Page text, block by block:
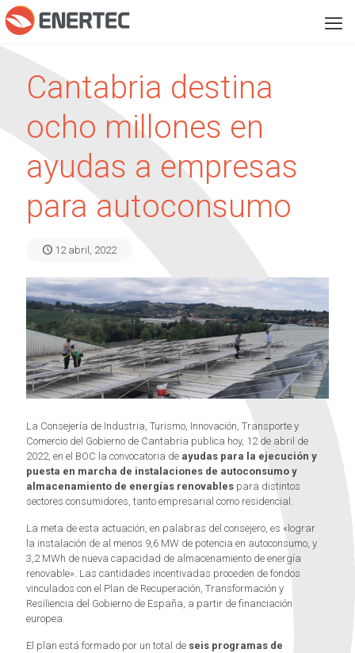
Cantabria destina
ocho millones en
ayudas a empresas
para autoconsumo
12 abril, 2022
La Consejería de Industria, Turismo, Innovación, Transporte y
Comercio del Gobierno de Cantabria publica hoy, 12 de abril de
2022, en el BOC la convocatoria de ayudas para la ejecución y
puesta en marcha de instalaciones de autoconsumo y
almacenamiento de energías renovables para distintos
sectores consumidores, tanto empresarial como residencial.
La meta de esta actuación, en palabras del consejero, es «lograr
la instalación de al menos 9,6 MW de potencia en autoconsumo, y
3,2 MWh de nueva capacidad de almacenamiento de energía
renovable». Las cantidades incentivadas proceden de fondos
vinculados con el Plan de Recuperación, Transformación y
Resiliencia del Gobierno de España, a partir de financiación
europea.
El plan está formado por un total de seis programas de